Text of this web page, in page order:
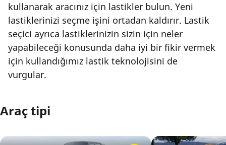
kullanarak aracınız için lastikler bulun. Yeni
lastiklerinizi seçme işini ortadan kaldırır. Lastik
seçici ayrıca lastiklerinizin sizin için neler
yapabileceği konusunda daha iyi bir fikir vermek
için kullandığımız lastik teknolojisini de
vurgular.
Araç tipi